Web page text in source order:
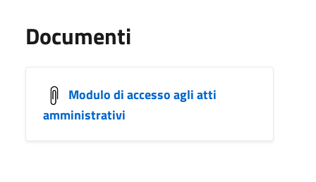
Documenti
Modulo di accesso agli atti
amministrativi